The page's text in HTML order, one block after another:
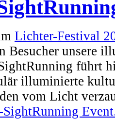
Lichter-Festival
Besucher unsere
führt
illuminierte
vom Licht